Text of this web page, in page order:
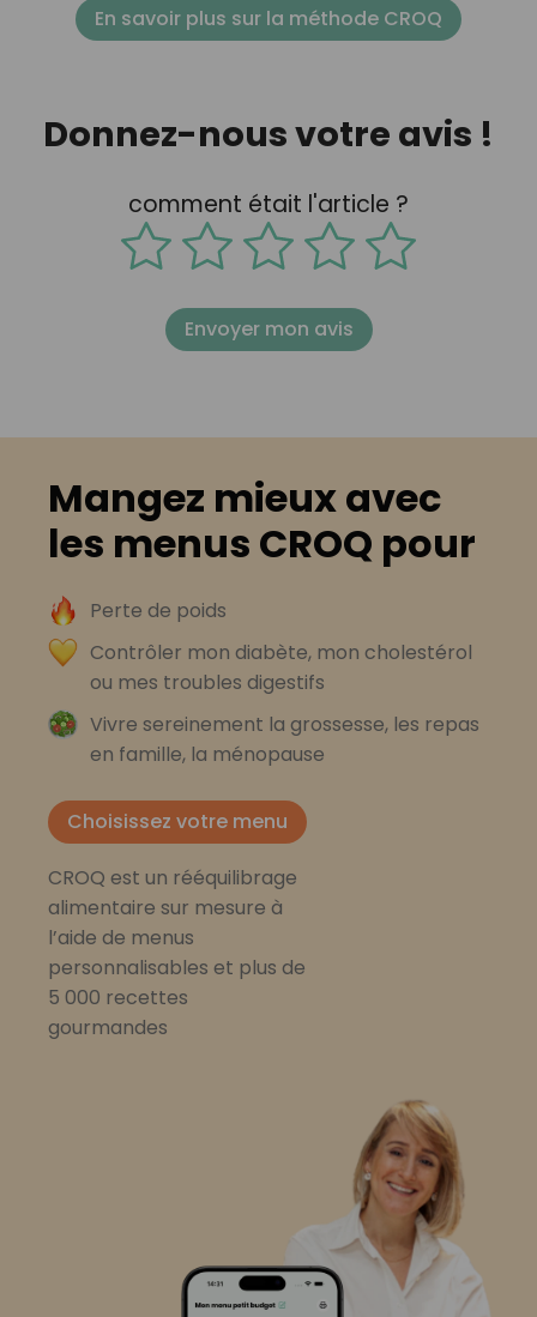
En savoir plus sur la méthode CROQ
Donnez-nous votre avis !
comment était l'article ?
Envoyer mon avis
Mangez mieux avec
les menus CROQ pour
Perte de poids
Contrôler mon diabète, mon cholestérol
ou mes troubles digestifs
Vivre sereinement la grossesse, les repas
en famille, la ménopause
Choisissez votre menu
CROQ est un rééquilibrage
alimentaire sur mesure à
l’aide de menus
personnalisables et plus de
5 000 recettes
gourmandes